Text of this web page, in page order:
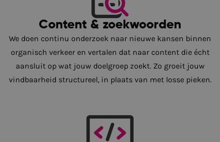
Content & zoekwoorden
We doen continu onderzoek naar nieuwe kansen binnen
organisch verkeer en vertalen dat naar content die écht
aansluit op wat jouw doelgroep zoekt. Zo groeit jouw
vindbaarheid structureel, in plaats van met losse pieken.